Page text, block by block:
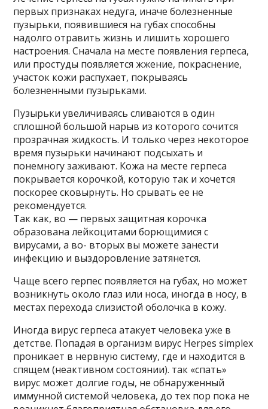
первых признаках недуга, иначе болезненные
пузырьки, появившиеся на губах способны
надолго отравить жизнь и лишить хорошего
настроения. Сначала на месте появления герпеса,
или простуды появляется жжение, покраснение,
участок кожи распухает, покрываясь
болезненными пузырьками.
Пузырьки увеличиваясь сливаются в один
сплошной большой нарыв из которого сочится
прозрачная жидкость. И только через некоторое
время пузырьки начинают подсыхать и
понемногу заживают. Кожа на месте герпеса
покрывается корочкой, которую так и хочется
поскорее сковырнуть. Но срывать ее не
рекомендуется.
Так как, во — первых защитная корочка
образована лейкоцитами борющимися с
вирусами, а во- вторых вы можете занести
инфекцию и выздоровление затянется.
Чаще всего герпес появляется на губах, но может
возникнуть около глаз или носа, иногда в носу, в
местах перехода слизистой оболочка в кожу.
Иногда вирус герпеса атакует человека уже в
детстве. Попадая в организм вирус Herpes simplex
проникает в нервную систему, где и находится в
спящем (неактивном состоянии). так «спать»
вирус может долгие годы, не обнаруженный
иммунной системой человека, до тех пор пока не